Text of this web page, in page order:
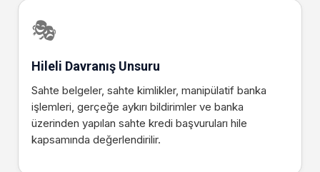
🎭
Hileli Davranış Unsuru
Sahte belgeler, sahte kimlikler, manipülatif banka
işlemleri, gerçeğe aykırı bildirimler ve banka
üzerinden yapılan sahte kredi başvuruları hile
kapsamında değerlendirilir.